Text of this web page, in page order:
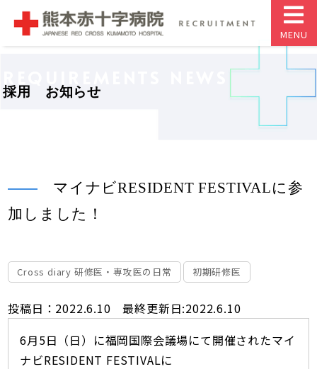
MENU
採用 お知らせ
マイナビRESIDENT FESTIVALに参
加しました！
Cross diary 研修医・専攻医の日常 初期研修医
投稿日：2022.6.10 最終更新日:2022.6.10
6月5日（日）に福岡国際会議場にて開催されたマイ
ナビRESIDENT FESTIVALに